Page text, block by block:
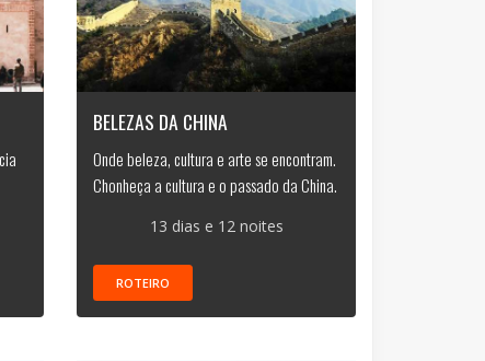
BELEZAS DA CHINA
Onde beleza, cultura e arte se encontram.
Chonheça a cultura e o passado da China.
13 dias e 12 noites
ROTEIRO